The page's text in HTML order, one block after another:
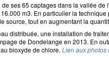
ses 65 captages dans la vallée de
m3. En particulier la
source, tout en augmentant la
distribuée, une installation de
de Dondelange en 2013. En
bioxyde de chlore. Lien aux photos